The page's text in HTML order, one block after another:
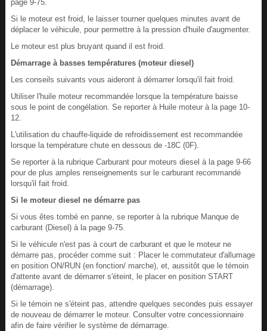
page 9-75.
Si le moteur est froid, le laisser tourner quelques minutes avant de
déplacer le véhicule, pour permettre à la pression d'huile d'augmenter.
Le moteur est plus bruyant quand il est froid.
Démarrage à basses températures (moteur diesel)
Les conseils suivants vous aideront à démarrer lorsqu'il fait froid.
Utiliser l'huile moteur recommandée lorsque la température baisse
sous le point de congélation. Se reporter à Huile moteur à la page 10-
12.
L'utilisation du chauffe-liquide de refroidissement est recommandée
lorsque la température chute en dessous de -18C (0F).
Se reporter à la rubrique Carburant pour moteurs diesel à la page 9-66
pour de plus amples renseignements sur le carburant recommandé
lorsqu'il fait froid.
Si le moteur diesel ne démarre pas
Si vous êtes tombé en panne, se reporter à la rubrique Manque de
carburant (Diesel) à la page 9-75.
Si le véhicule n'est pas à court de carburant et que le moteur ne
démarre pas, procéder comme suit : Placer le commutateur d'allumage
en position ON/RUN (en fonction/ marche), et, aussitôt que le témoin
d'attente avant de démarrer s'éteint, le placer en position START
(démarrage).
Si le témoin ne s'éteint pas, attendre quelques secondes puis essayer
de nouveau de démarrer le moteur. Consulter votre concessionnaire
afin de faire vérifier le système de démarrage.